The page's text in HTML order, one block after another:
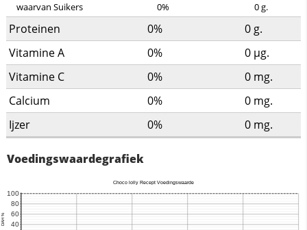
waarvan Suikers
0% 0g.
Proteinen 0% 0 g.
Vitamine A
0% 0 µg.
Vitamine C
0% 0 mg.
Calcium
0% 0 mg.
Ijzer
0% 0 mg.
Voedingswaardegrafiek